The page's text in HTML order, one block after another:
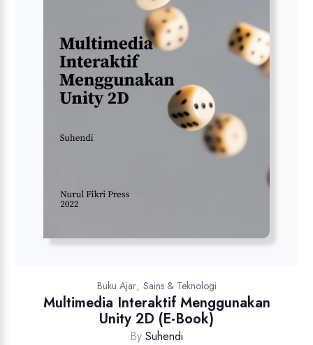
Buku Ajar, Sains & Teknologi
Multimedia Interaktif Menggunakan
Unity 2D (E-Book)
By Suhendi